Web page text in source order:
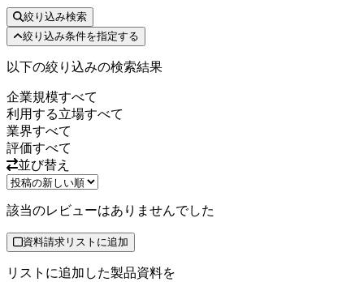
絞り込み検索
絞り込み条件を指定する
以下の絞り込みの検索結果
企業規模すべて
利用する立場すべて
業界すべて
評価すべて
並び替え
該当のレビューはありませんでした
資料請求リストに追加
リストに追加した製品資料を